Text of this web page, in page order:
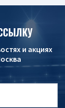
и акциях